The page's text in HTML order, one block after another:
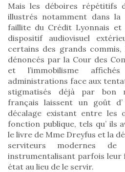
Mais les déboires répétitifs
illustrés notamment dans la
faillite du Crédit Lyonnais
dispositif audiovisuel
certains des grands
dénoncés par la Cour des
et l’immobilisme
administrations face aux
stigmatisés déjà par bon
français laissent un goût
décalage existant entre les
fonction publique, tels qu’ ils
le livre de Mme Dreyfus et la
serviteurs modernes de
instrumentalisant parfois leur
état au lieu de le servir.